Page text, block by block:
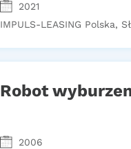
2021
IMPULS-LEASING Polska,
Robot
2006